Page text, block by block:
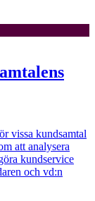
vissa kundsamtal
att analysera
kundservice
och vd:n